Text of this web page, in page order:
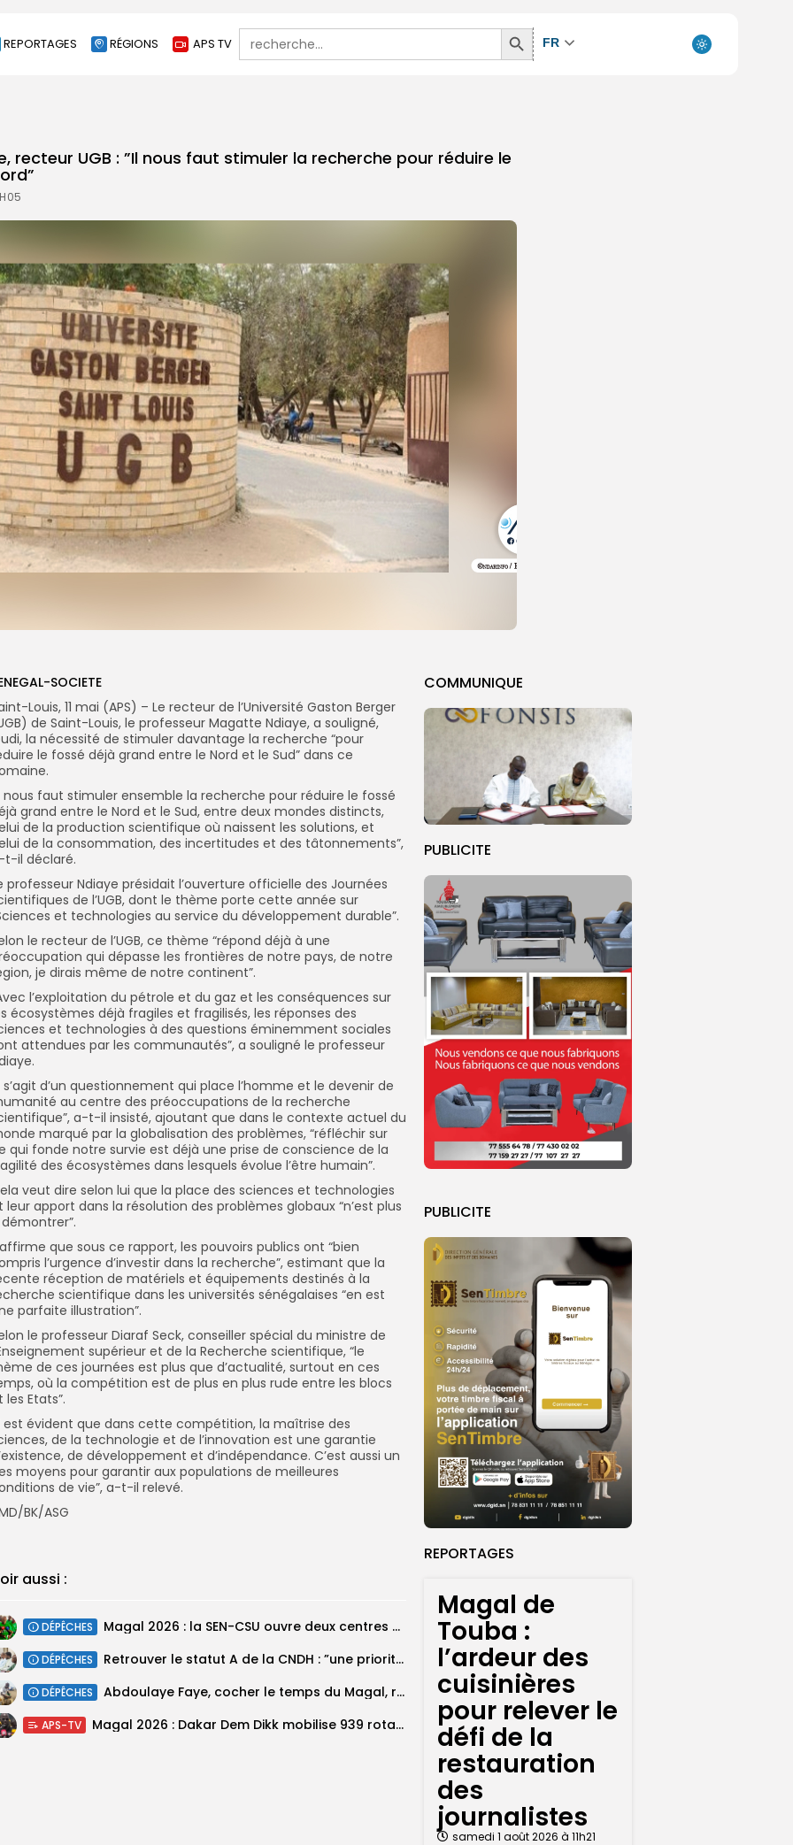
REPORTAGES RÉGIONS APS TV
Search
for:
Search
Button
FR
recteur UGB : ”Il nous faut stimuler la recherche pour réduire le
COMMUNIQUE
PUBLICITE
PUBLICITE
REPORTAGES
Magal de
Touba :
l’ardeur des
cuisinières
pour relever le
défi de la
restauration
des
journalistes
samedi 1 août 2026 à 11h21
SOCIETE
Louis, 11 mai (APS) – Le recteur de l’Université Gaston Berger
de Saint-Louis, le professeur Magatte Ndiaye, a souligné,
la nécessité de stimuler davantage la recherche “pour
le fossé déjà grand entre le Nord et le Sud” dans ce
nous faut stimuler ensemble la recherche pour réduire le fossé
grand entre le Nord et le Sud, entre deux mondes distincts,
de la production scientifique où naissent les solutions, et
de la consommation, des incertitudes et des tâtonnements”,
t-il déclaré.
professeur Ndiaye présidait l’ouverture officielle des Journées
de l’UGB, dont le thème porte cette année sur
et technologies au service du développement durable”.
le recteur de l’UGB, ce thème “répond déjà à une
qui dépasse les frontières de notre pays, de notre
je dirais même de notre continent”.
l’exploitation du pétrole et du gaz et les conséquences sur
écosystèmes déjà fragiles et fragilisés, les réponses des
et technologies à des questions éminemment sociales
attendues par les communautés”, a souligné le professeur
s’agit d’un questionnement qui place l’homme et le devenir de
au centre des préoccupations de la recherche
a-t-il insisté, ajoutant que dans le contexte actuel du
marqué par la globalisation des problèmes, “réfléchir sur
qui fonde notre survie est déjà une prise de conscience de la
des écosystèmes dans lesquels évolue l’être humain”.
veut dire selon lui que la place des sciences et technologies
leur apport dans la résolution des problèmes globaux “n’est plus
que sous ce rapport, les pouvoirs publics ont “bien
l’urgence d’investir dans la recherche”, estimant que la
réception de matériels et équipements destinés à la
scientifique dans les universités sénégalaises “en est
parfaite illustration”.
le professeur Diaraf Seck, conseiller spécial du ministre de
supérieur et de la Recherche scientifique, “le
de ces journées est plus que d’actualité, surtout en ces
où la compétition est de plus en plus rude entre les blocs
les Etats”.
est évident que dans cette compétition, la maîtrise des
de la technologie et de l’innovation est une garantie
de développement et d’indépendance. C’est aussi un
moyens pour garantir aux populations de meilleures
de vie”, a-t-il relevé.
BK/ASG
aussi :
DÉPÊCHES Magal 2026 : la SEN-CSU ouvre deux centres d’enrôlement à Touba
DÉPÊCHES Retrouver le statut A de la CNDH : ”une priorité nationale”, selon...
DÉPÊCHES Abdoulaye Faye, cocher le temps du Magal, rêve d’un lendemain meilleur
APS-TV Magal 2026 : Dakar Dem Dikk mobilise 939 rotations et transporte près...